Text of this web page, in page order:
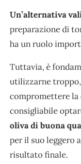
Un’alternativa
preparazione di
ha un ruolo
Tuttavia, è
utilizzarne
compromettere
consigliabile
oliva di buona
per il suo leggero
risultato finale.